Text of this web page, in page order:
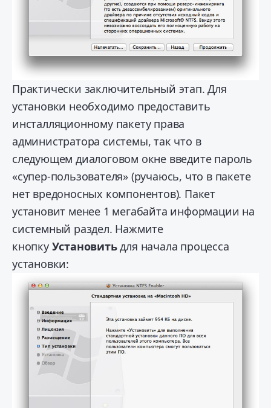
Практически заключительный этап. Для
установки необходимо предоставить
инсталляционному пакету права
администратора системы, так что в
следующем диалоговом окне введите пароль
«супер-пользователя» (ручаюсь, что в пакете
нет вредоносных компонентов). Пакет
установит менее 1 мегабайта информации на
системный раздел. Нажмите
кнопку Установитьдля начала процесса
установки: